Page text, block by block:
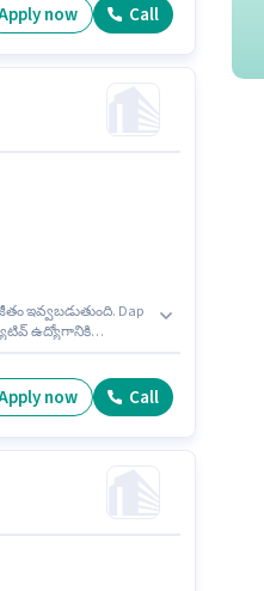
now Call
ఇవ్వబడుతుంది. Dap
ఉద్యోగానికి
మీరు నెలకు ₹50000
now Call